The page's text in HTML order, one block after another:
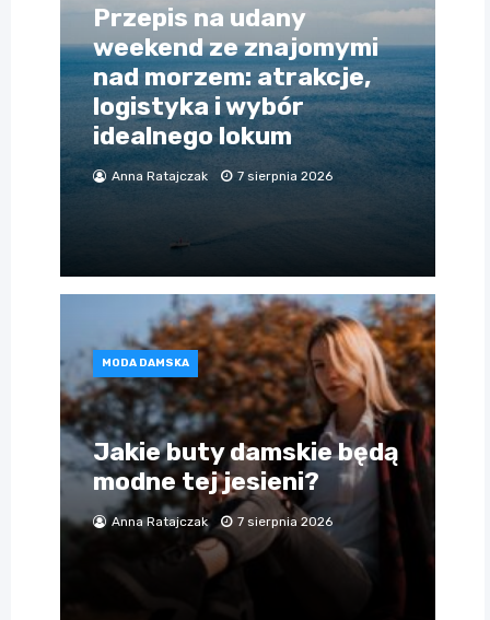
Przepis na udany
weekend ze znajomymi
nad morzem: atrakcje,
logistyka i wybór
idealnego lokum
Anna Ratajczak 7 sierpnia 2026
MODA DAMSKA
Jakie buty damskie będą
modne tej jesieni?
Anna Ratajczak 7 sierpnia 2026